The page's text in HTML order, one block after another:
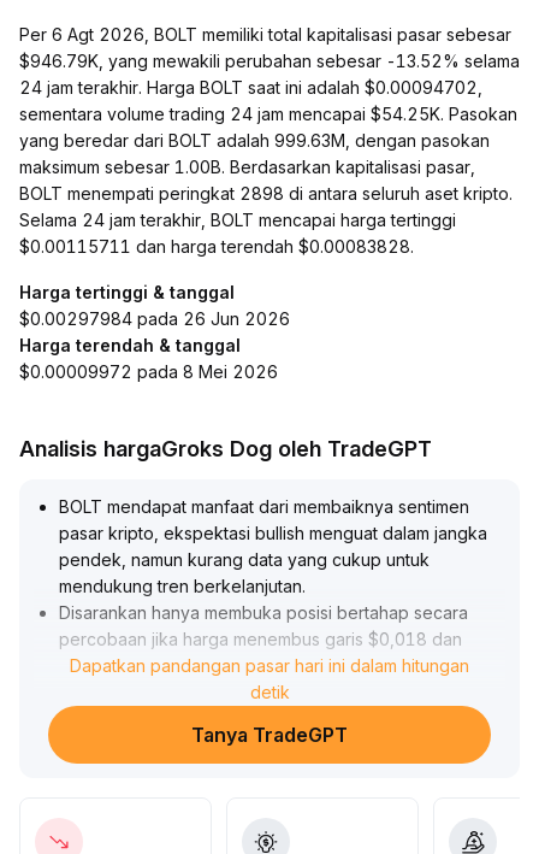
Per 6 Agt 2026, BOLT memiliki total kapitalisasi pasar sebesar
$946.79K, yang mewakili perubahan sebesar -13.52% selama
24 jam terakhir. Harga BOLT saat ini adalah $0.00094702,
sementara volume trading 24 jam mencapai $54.25K. Pasokan
yang beredar dari BOLT adalah 999.63M, dengan pasokan
maksimum sebesar 1.00B. Berdasarkan kapitalisasi pasar,
BOLT menempati peringkat 2898 di antara seluruh aset kripto.
Selama 24 jam terakhir, BOLT mencapai harga tertinggi
$0.00115711 dan harga terendah $0.00083828.
Harga tertinggi & tanggal
$0.00297984 pada 26 Jun 2026
Harga terendah & tanggal
$0.00009972 pada 8 Mei 2026
Analisis hargaGroks Dog oleh TradeGPT
BOLT mendapat manfaat dari membaiknya sentimen
pasar kripto, ekspektasi bullish menguat dalam jangka
pendek, namun kurang data yang cukup untuk
mendukung tren berkelanjutan.
Disarankan hanya membuka posisi bertahap secara
percobaan jika harga menembus garis $0,018 dan
dikonfirmasi dengan volume, serta segera ambil untung
atau cut loss jika turun melewati area rendah $0,014,
ketat kendalikan posisi, tunggu kejelasan lebih lanjut
pada candlestick dan fundamental, serta waspadai
Dapatkan pandangan pasar hari ini dalam hitungan
detik
Tanya TradeGPT